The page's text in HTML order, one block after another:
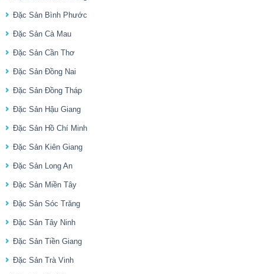
Đặc Sản Bình Phước
Đặc Sản Cà Mau
Đặc Sản Cần Thơ
Đặc Sản Đồng Nai
Đặc Sản Đồng Tháp
Đặc Sản Hậu Giang
Đặc Sản Hồ Chí Minh
Đặc Sản Kiên Giang
Đặc Sản Long An
Đặc Sản Miền Tây
Đặc Sản Sóc Trăng
Đặc Sản Tây Ninh
Đặc Sản Tiền Giang
Đặc Sản Trà Vinh